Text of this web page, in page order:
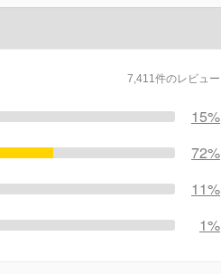
7,411件のレビュー
15%
72%
11%
1%